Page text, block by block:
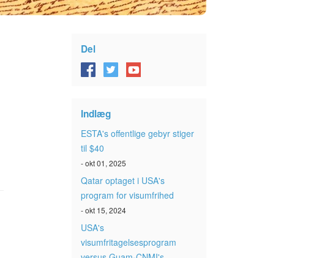
Del
Indlæg
ESTA's offentlige gebyr stiger
til $40
- okt 01, 2025
Qatar optaget i USA's
program for visumfrihed
- okt 15, 2024
USA's
visumfritagelsesprogram